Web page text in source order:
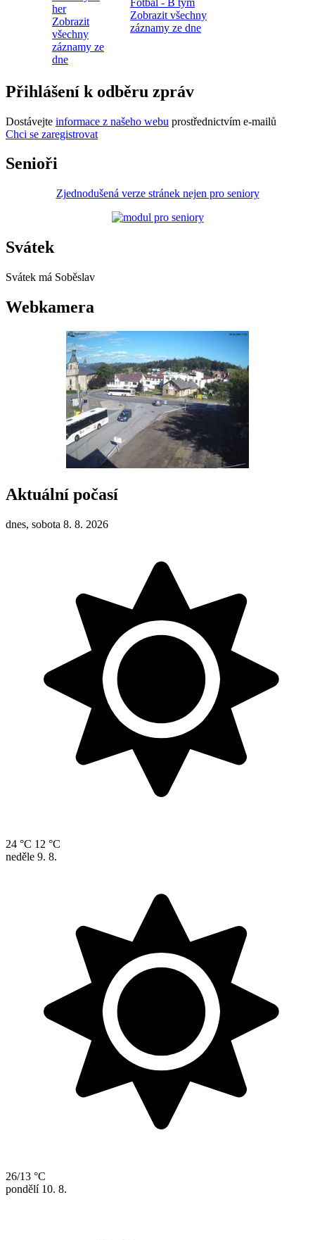
her
Zobrazit
všechny
záznamy ze
dne
Zobrazit všechny
záznamy ze dne
Přihlášení k odběru zpráv
Dostávejte informace z našeho webu prostřednictvím e-mailů
Chci se zaregistrovat
Senioři
Zjednodušená verze stránek nejen pro seniory
Svátek
Svátek má Soběslav
Webkamera
Aktuální počasí
dnes, sobota 8. 8. 2026
24 °C 12 °C
neděle 9. 8.
26/13 °C
pondělí 10. 8.